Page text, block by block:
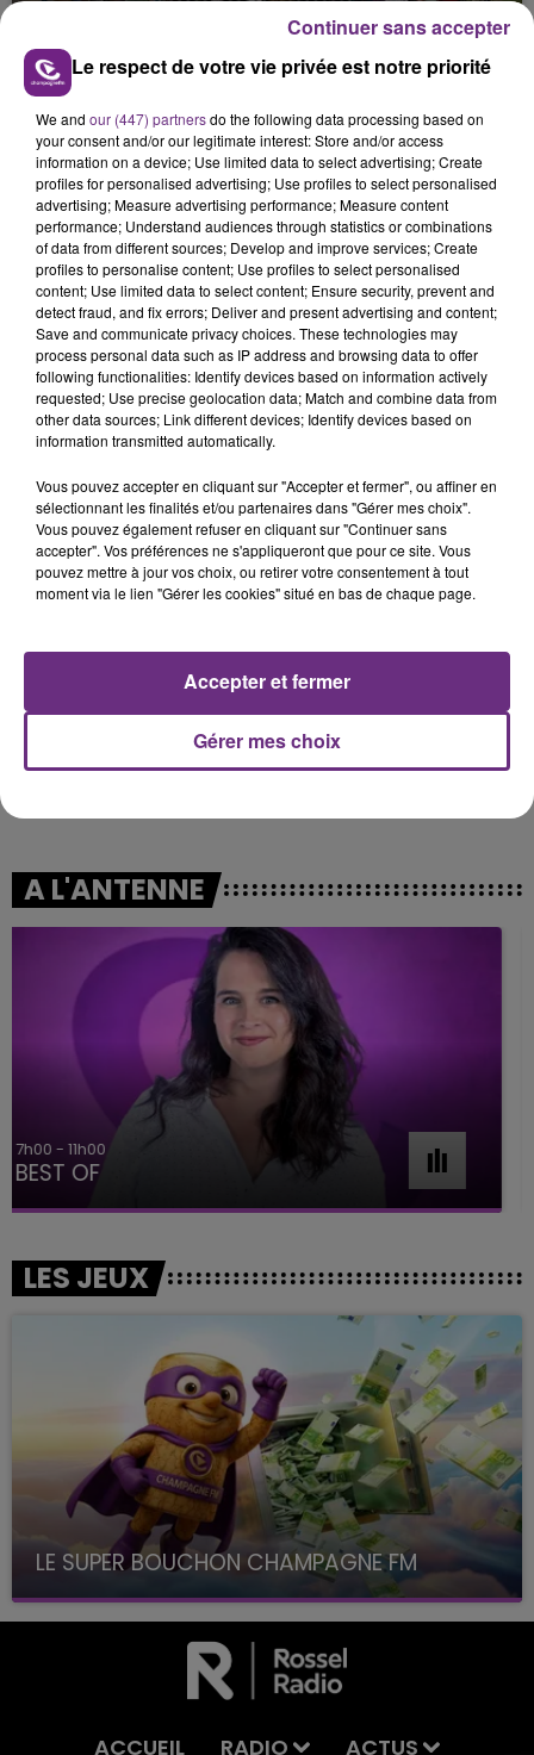
LE MAGASIN JOUÉCLUB DE REIMS FERME
SES PORTES
C'était l'une des institutions du centre-ville
rémois. Le magasin JouéClub est contraint de
fermer ses portes.
TITRES DIFFUSÉS
9h27
9h27
Superstar
9h23
9h23
La Lune
9h20
9h20 9h16
9h16
A L'ANTENNE
11h00 - 16h00
Le week-end Champagne FM
LES JEUX
LE SUPER BOUCHON CHAMPAGNE FM
avec La Famille Champagne FM, à 8H10
ACCUEIL RADIO ACTUS
Le respect de votre vie privée est notre priorité
We and our (447) partnersdo the following data processing based on
your consent and/or our legitimate interest: Store and/or access
information on a device; Use limited data to select advertising; Create
profiles for personalised advertising; Use profiles to select personalised
advertising; Measure advertising performance; Measure content
performance; Understand audiences through statistics or combinations
of data from different sources; Develop and improve services; Create
profiles to personalise content; Use profiles to select personalised
content; Use limited data to select content; Ensure security, prevent and
detect fraud, and fix errors; Deliver and present advertising and content;
Save and communicate privacy choices. These technologies may
process personal data such as IP address and browsing data to offer
following functionalities: Identify devices based on information actively
requested; Use precise geolocation data; Match and combine data from
other data sources; Link different devices; Identify devices based on
information transmitted automatically.
Vous pouvez accepter en cliquant sur "Accepter et fermer", ou affiner en
sélectionnant les finalités et/ou partenaires dans "Gérer mes choix".
Vous pouvez également refuser en cliquant sur "Continuer sans
accepter". Vos préférences ne s'appliqueront que pour ce site. Vous
pouvez mettre à jour vos choix, ou retirer votre consentement à tout
moment via le lien "Gérer les cookies" situé en bas de chaque page.
Gérer mes choix
Accepter et fermer
Continuer sans accepter